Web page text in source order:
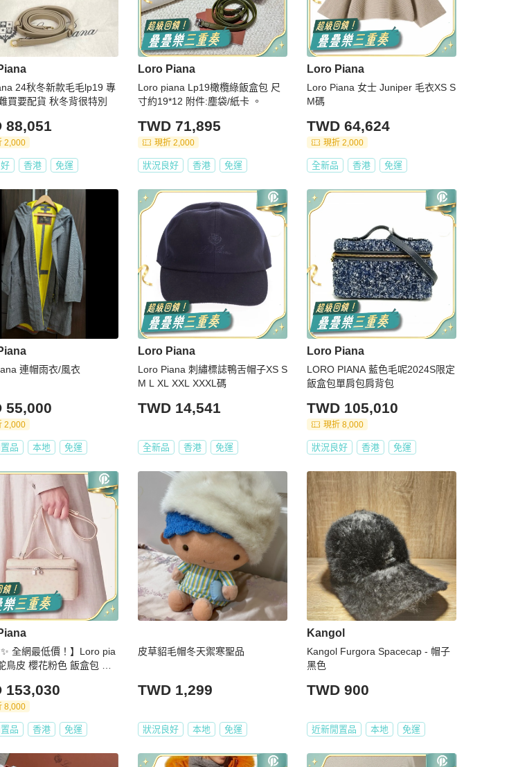
24秋冬新款毛毛lp19 專
買要配貨 秋冬背很特別
88,051
2,000
香港 免運
Loro Piana
Loro piana Lp19橄欖綠飯盒包 尺
寸約19*12 附件:塵袋/紙卡 。
TWD 71,895
現折 2,000
狀況良好 香港 免運
Loro Piana
Loro Piana 女士 Juniper 毛衣XS S
M碼
TWD 64,624
現折 2,000
全新品 香港 免運
連帽雨衣/風衣
55,000
2,000
品 本地 免運
Loro Piana
Loro Piana 刺繡標誌鴨舌帽子XS S
M L XL XXL XXXL碼
TWD 14,541
全新品 香港 免運
Loro Piana
LORO PIANA 藍色毛呢2024S限定
飯盒包單肩包肩背包
TWD 105,010
現折 8,000
狀況良好 香港 免運
✨ 全網最低價！】Loro pia
153,030
8,000
品 香港 免運
皮草貂毛帽冬天禦寒聖品
TWD 1,299
狀況良好 本地 免運
Kangol
Kangol Furgora Spacecap - 帽子
黑色
TWD 900
近新閒置品 本地 免運